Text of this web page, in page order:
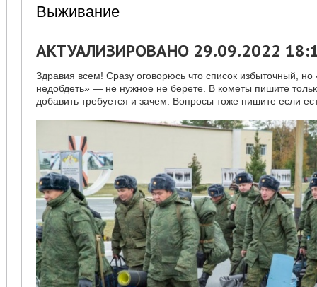
Выживание
АКТУАЛИЗИРОВАНО 29.09.2022
Здравия всем! Сразу оговорюсь что список избыточный,
недобдеть» — не нужное не берете. В кометы пишите
добавить требуется и зачем. Вопросы тоже пишите если